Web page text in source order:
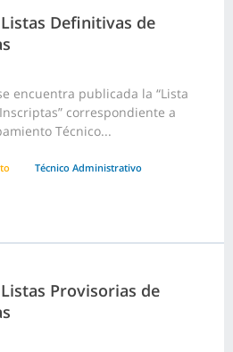
Definitivas de
encuentra publicada la “Lista
correspondiente a
Técnico...
Técnico Administrativo
Provisorias de